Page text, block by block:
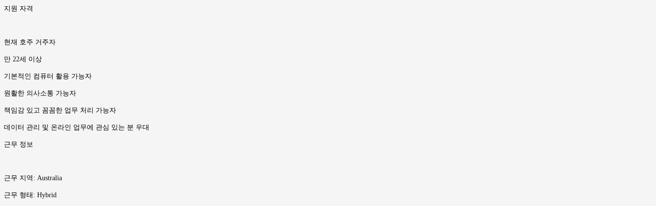
지원 자격
현재 호주 거주자
만 22세 이상
기본적인 컴퓨터 활용 가능자
원활한 의사소통 가능자
책임감 있고 꼼꼼한 업무 처리 가능자
데이터 관리 및 온라인 업무에 관심 있는 분 우대
근무 정보
근무 지역: Australia
근무 형태: Hybrid